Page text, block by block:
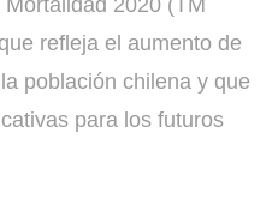
refleja el aumento de
población chilena y que
para los futuros